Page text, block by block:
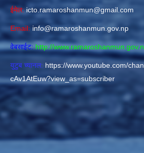
ईमेल:icto.ramaroshanmun@gmail.com
Email: info@ramaroshanmun.gov.np
वेबसाईट:http://
युटुब च्यानल: https://www.youtube.com/
cAv1AtEuw?view_as=subscriber